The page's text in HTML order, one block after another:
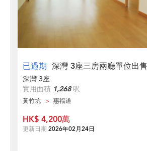
已過期 深灣 3座三房兩廳單位出售
深灣 3座
實用面積 1,268呎
黃竹坑 惠福道
HK$ 4,200萬
更新日期 2026年02月24日